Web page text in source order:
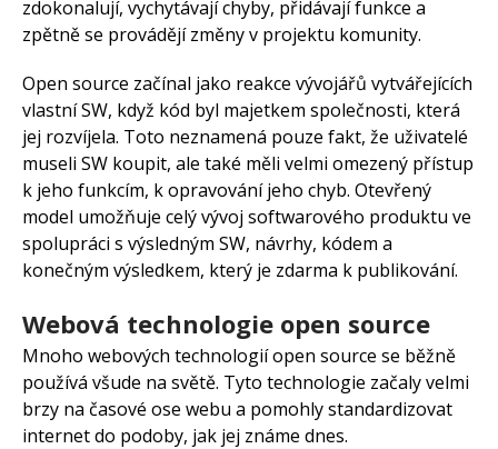
zdokonalují, vychytávají chyby, přidávají funkce a
zpětně se provádějí změny v projektu komunity.
Open source začínal jako reakce vývojářů vytvářejících
vlastní SW, když kód byl majetkem společnosti, která
jej rozvíjela. Toto neznamená pouze fakt, že uživatelé
museli SW koupit, ale také měli velmi omezený přístup
k jeho funkcím, k opravování jeho chyb. Otevřený
model umožňuje celý vývoj softwarového produktu ve
spolupráci s výsledným SW, návrhy, kódem a
konečným výsledkem, který je zdarma k publikování.
Webová technologie open source
Mnoho webových technologií open source se běžně
používá všude na světě. Tyto technologie začaly velmi
brzy na časové ose webu a pomohly standardizovat
internet do podoby, jak jej známe dnes.